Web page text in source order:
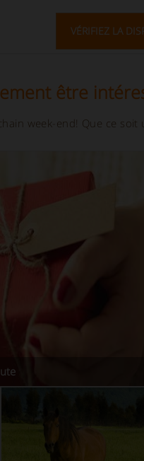
VÉRIFIEZ LA
être
week-end! Que ce